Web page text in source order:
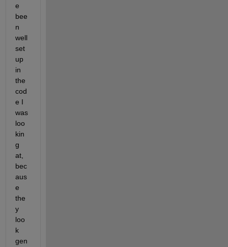
e
bee
n
well
set
up
in
the
cod
e I
was
loo
kin
g
at,
bec
aus
e
the
y
loo
k
gen